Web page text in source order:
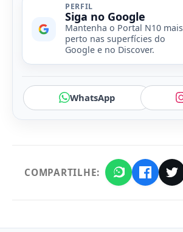
PERFIL
Siga no Google
Mantenha o Portal N10 mais
perto nas superfícies do
Google e no Discover.
WhatsApp
COMPARTILHE: